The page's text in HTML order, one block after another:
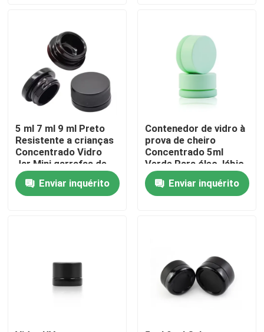
Vídeos
Sobre nós
Excursão da fábrica
Controle da qualidade
Peça umas citações
5 ml 7 ml 9 ml Preto
Resistente a crianças
Concentrado Vidro
Jar Mini garrafas de
creme Cosméticos
Negro recipientes
frascos com tampa
Enviar inquérito
Contenedor de vidro à
prova de cheiro
Concentrado 5ml
Verde Para óleo, lábio,
bálsamo cosmético,
loção, creme
Enviar inquérito